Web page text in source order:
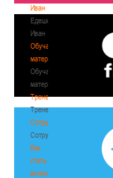
Иван
Едешко
Иван
Обучающие
материалы
Обучающие
материалы
Тренерам
Тренерам
Сотрудничество
Сотрудничество
Как
стать
волонтером